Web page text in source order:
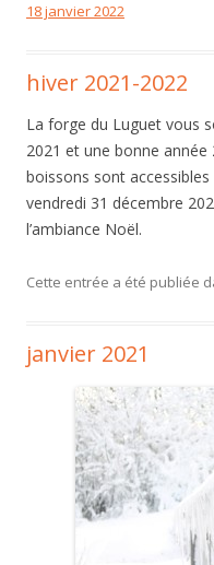
18 janvier 2022
hiver 2021-2022
La forge du Luguet vous
2021 et une bonne
boissons sont
vendredi 31 décembre
l’ambiance Noël.
Cette entrée a été publiée
janvier 2021